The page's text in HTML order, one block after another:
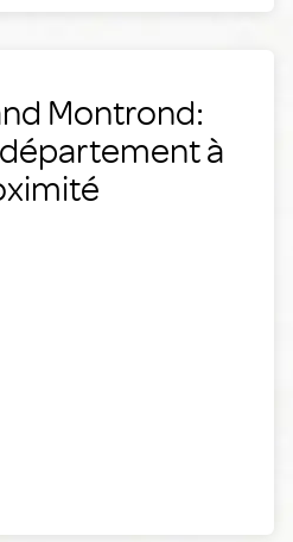
Montrond:
à